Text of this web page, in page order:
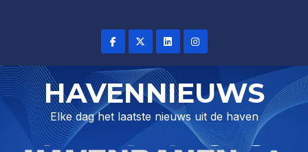
HAVENNIEUWS
Elke dag het laatste nieuws uit de haven